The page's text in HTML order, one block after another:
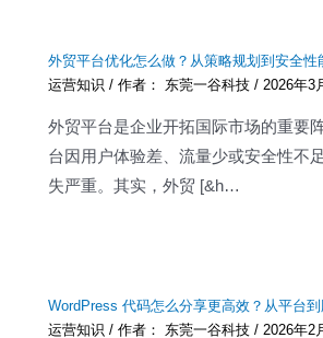
外贸平台优化怎么做？从策略规划到安全性
运营知识 / 作者： 东莞一谷科技/2026年3
外贸平台是企业开拓国际市场的重要
台因用户体验差、流量少或安全性不
失严重。其实，外贸 [&h…
WordPress 代码怎么分享更高效？从平台
运营知识 / 作者： 东莞一谷科技/2026年2